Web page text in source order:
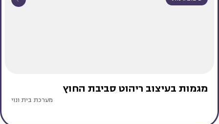
מגמות בעיצוב ריהוט סביבת החוץ
מערכת בית ונוי